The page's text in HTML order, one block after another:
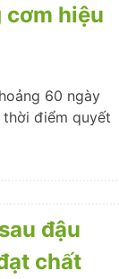
hiệu
60 ngày
điểm quyết
đậu
chất